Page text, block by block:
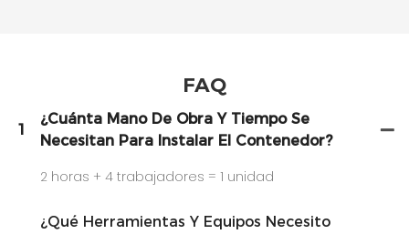
FAQ
1
¿Cuánta Mano De Obra Y Tiempo Se
Necesitan Para Instalar El Contenedor?
2 horas + 4 trabajadores = 1 unidad
¿Qué Herramientas Y Equipos Necesito